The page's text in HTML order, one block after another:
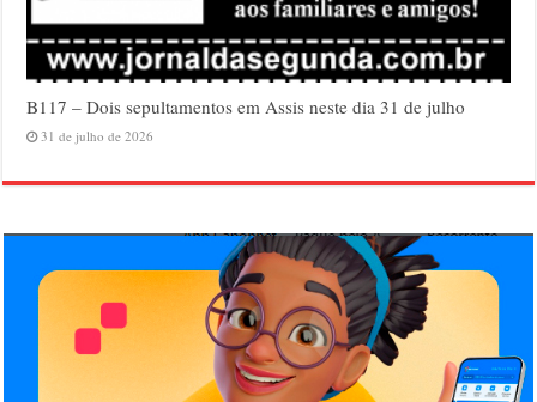
B117 – Dois sepultamentos em Assis neste dia 31 de julho
31 de julho de 2026